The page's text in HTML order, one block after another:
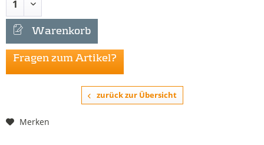
Warenkorb
Fragen zum Artikel?
zurück zur Übersicht
Merken